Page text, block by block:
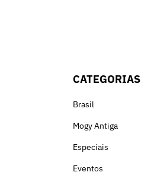
CATEGORIAS
Brasil
Mogy Antiga
Especiais
Eventos